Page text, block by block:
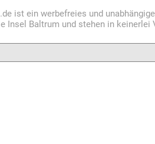
ist ein werbefreies und
Insel Baltrum und stehen in keinerlei